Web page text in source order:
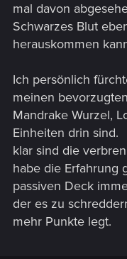
mal davon
Schwarzes Blut
herauskommen
Ich persönlich
meinen
Mandrake Wurzel,
Einheiten drin sind.
klar sind die
habe die Erfahrung
passiven Deck
der es zu
mehr Punkte legt.